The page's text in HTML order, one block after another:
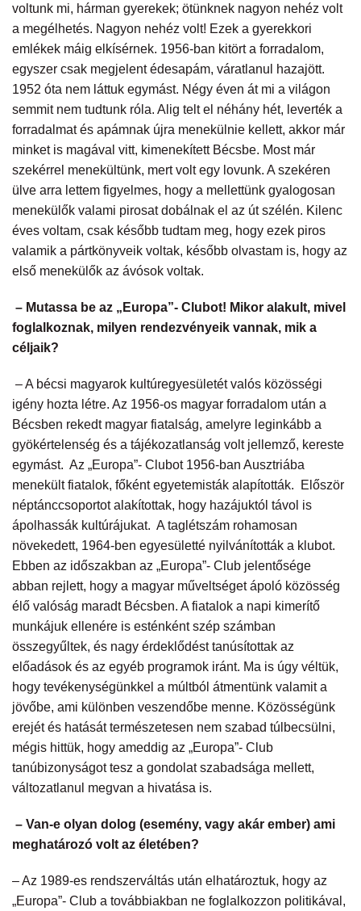
voltunk mi, hárman gyerekek; ötünknek nagyon nehéz volt
a megélhetés. Nagyon nehéz volt! Ezek a gyerekkori
emlékek máig elkísérnek. 1956-ban kitört a forradalom,
egyszer csak megjelent édesapám, váratlanul hazajött.
1952 óta nem láttuk egymást. Négy éven át mi a világon
semmit nem tudtunk róla. Alig telt el néhány hét, leverték a
forradalmat és apámnak újra menekülnie kellett, akkor már
minket is magával vitt, kimenekített Bécsbe. Most már
szekérrel menekültünk, mert volt egy lovunk. A szekéren
ülve arra lettem figyelmes, hogy a mellettünk gyalogosan
menekülők valami pirosat dobálnak el az út szélén. Kilenc
éves voltam, csak később tudtam meg, hogy ezek piros
valamik a pártkönyveik voltak, később olvastam is, hogy az
első menekülők az ávósok voltak.
– Mutassa be az „Europa”- Clubot! Mikor alakult, mivel
foglalkoznak, milyen rendezvényeik vannak, mik a
céljaik?
– A bécsi magyarok kultúregyesületét valós közösségi
igény hozta létre. Az 1956-os magyar forradalom után a
Bécsben rekedt magyar fiatalság, amelyre leginkább a
gyökértelenség és a tájékozatlanság volt jellemző, kereste
egymást. Az „Europa”- Clubot 1956-ban Ausztriába
menekült fiatalok, főként egyetemisták alapították. Először
néptánccsoportot alakítottak, hogy hazájuktól távol is
ápolhassák kultúrájukat. A taglétszám rohamosan
növekedett, 1964-ben egyesületté nyilvánították a klubot.
Ebben az időszakban az „Europa”- Club jelentősége
abban rejlett, hogy a magyar műveltséget ápoló közösség
élő valóság maradt Bécsben. A fiatalok a napi kimerítő
munkájuk ellenére is esténként szép számban
összegyűltek, és nagy érdeklődést tanúsítottak az
előadások és az egyéb programok iránt. Ma is úgy véltük,
hogy tevékenységünkkel a múltból átmentünk valamit a
jövőbe, ami különben veszendőbe menne. Közösségünk
erejét és hatását természetesen nem szabad túlbecsülni,
mégis hittük, hogy ameddig az „Europa”- Club
tanúbizonyságot tesz a gondolat szabadsága mellett,
változatlanul megvan a hivatása is.
– Van-e olyan dolog (esemény, vagy akár ember) ami
meghatározó volt az életében?
– Az 1989-es rendszerváltás után elhatároztuk, hogy az
„Europa”- Club a továbbiakban ne foglalkozzon politikával,